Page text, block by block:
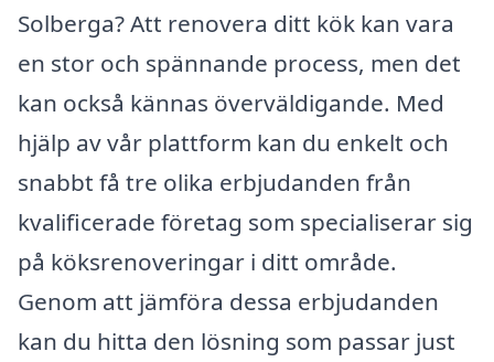
Solberga? Att renovera ditt kök kan vara
en stor och spännande process, men det
kan också kännas överväldigande. Med
hjälp av vår plattform kan du enkelt och
snabbt få tre olika erbjudanden från
kvalificerade företag som specialiserar sig
på köksrenoveringar i ditt område.
Genom att jämföra dessa erbjudanden
kan du hitta den lösning som passar just